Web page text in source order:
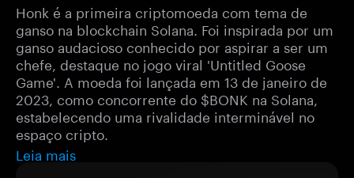
Honk é a primeira criptomoeda com tema de
ganso na blockchain Solana. Foi inspirada por um
ganso audacioso conhecido por aspirar a ser um
chefe, destaque no jogo viral 'Untitled Goose
Game'. A moeda foi lançada em 13 de janeiro de
2023, como concorrente do $BONK na Solana,
estabelecendo uma rivalidade interminável no
espaço cripto.
Leia mais